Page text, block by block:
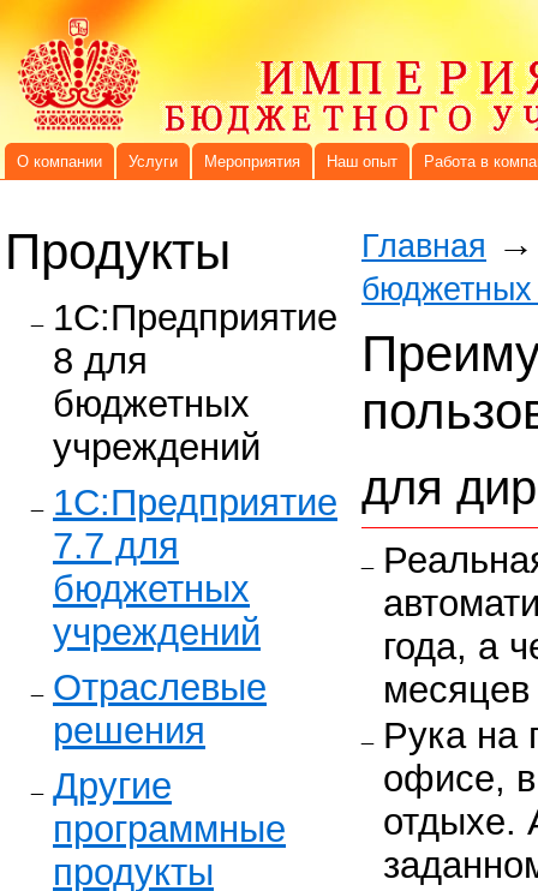
О компании Услуги Мероприятия Наш опыт Работа в
Продукты
1C:Предприятие
8 для
бюджетных
учреждений
1С:Предприятие
7.7 для
бюджетных
учреждений
Отраслевые
решения
Другие
программные
продукты
Главная →
для
года, а
месяцев
Рука на
офисе,
отдыхе.